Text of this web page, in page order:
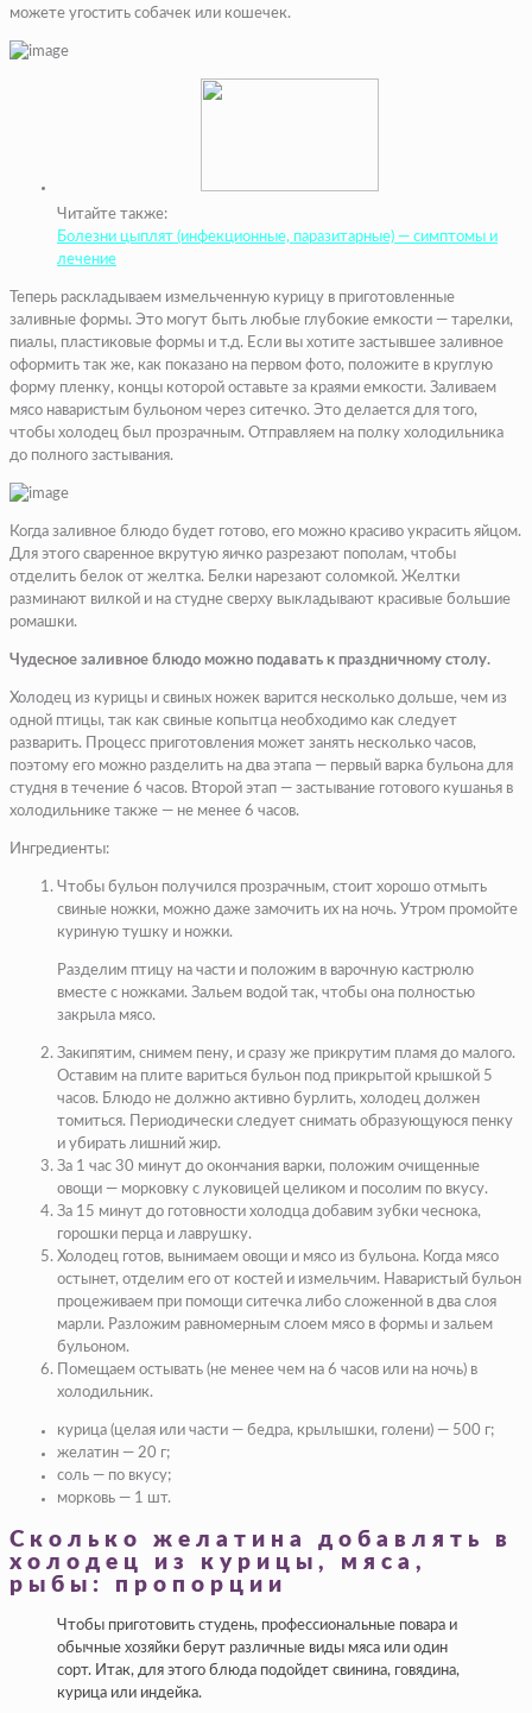
можете угостить собачек или кошечек.
Читайте также:
Болезни цыплят (инфекционные, паразитарные) — симптомы и
лечение
Теперь раскладываем измельченную курицу в приготовленные
заливные формы. Это могут быть любые глубокие емкости — тарелки,
пиалы, пластиковые формы и т.д. Если вы хотите застывшее заливное
оформить так же, как показано на первом фото, положите в круглую
форму пленку, концы которой оставьте за краями емкости. Заливаем
мясо наваристым бульоном через ситечко. Это делается для того,
чтобы холодец был прозрачным. Отправляем на полку холодильника
до полного застывания.
Когда заливное блюдо будет готово, его можно красиво украсить яйцом.
Для этого сваренное вкрутую яичко разрезают пополам, чтобы
отделить белок от желтка. Белки нарезают соломкой. Желтки
разминают вилкой и на студне сверху выкладывают красивые большие
ромашки.
Чудесное заливное блюдо можно подавать к праздничному столу.
Холодец из курицы и свиных ножек варится несколько дольше, чем из
одной птицы, так как свиные копытца необходимо как следует
разварить. Процесс приготовления может занять несколько часов,
поэтому его можно разделить на два этапа — первый варка бульона для
студня в течение 6 часов. Второй этап — застывание готового кушанья в
холодильнике также — не менее 6 часов.
Ингредиенты:
Чтобы бульон получился прозрачным, стоит хорошо отмыть
свиные ножки, можно даже замочить их на ночь. Утром промойте
куриную тушку и ножки.
Разделим птицу на части и положим в варочную кастрюлю
вместе с ножками. Зальем водой так, чтобы она полностью
закрыла мясо.
Закипятим, снимем пену, и сразу же прикрутим пламя до малого.
Оставим на плите вариться бульон под прикрытой крышкой 5
часов. Блюдо не должно активно бурлить, холодец должен
томиться. Периодически следует снимать образующуюся пенку
и убирать лишний жир.
За 1 час 30 минут до окончания варки, положим очищенные
овощи — морковку с луковицей целиком и посолим по вкусу.
За 15 минут до готовности холодца добавим зубки чеснока,
горошки перца и лаврушку.
Холодец готов, вынимаем овощи и мясо из бульона. Когда мясо
остынет, отделим его от костей и измельчим. Наваристый бульон
процеживаем при помощи ситечка либо сложенной в два слоя
марли. Разложим равномерным слоем мясо в формы и зальем
бульоном.
Помещаем остывать (не менее чем на 6 часов или на ночь) в
холодильник.
курица (целая или части — бедра, крылышки, голени) — 500 г;
желатин — 20 г;
соль — по вкусу;
морковь — 1 шт.
Сколько желатина добавлять в
холодец из курицы, мяса,
рыбы: пропорции
Чтобы приготовить студень, профессиональные повара и
обычные хозяйки берут различные виды мяса или один
сорт. Итак, для этого блюда подойдет свинина, говядина,
курица или индейка.